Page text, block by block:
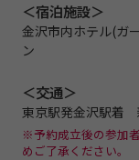
＜宿泊施設＞
金沢市内ホテル(ガ
ン
＜交通＞
東京駅発金沢駅着
※予約成立後の参加
めご了承ください。